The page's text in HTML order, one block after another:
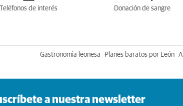
Teléfonos de interés Donación de sangre
Gastronomia leonesa Planes baratos por León
a nuestra newsletter